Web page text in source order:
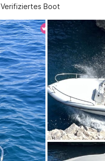
Verifiziertes Boot